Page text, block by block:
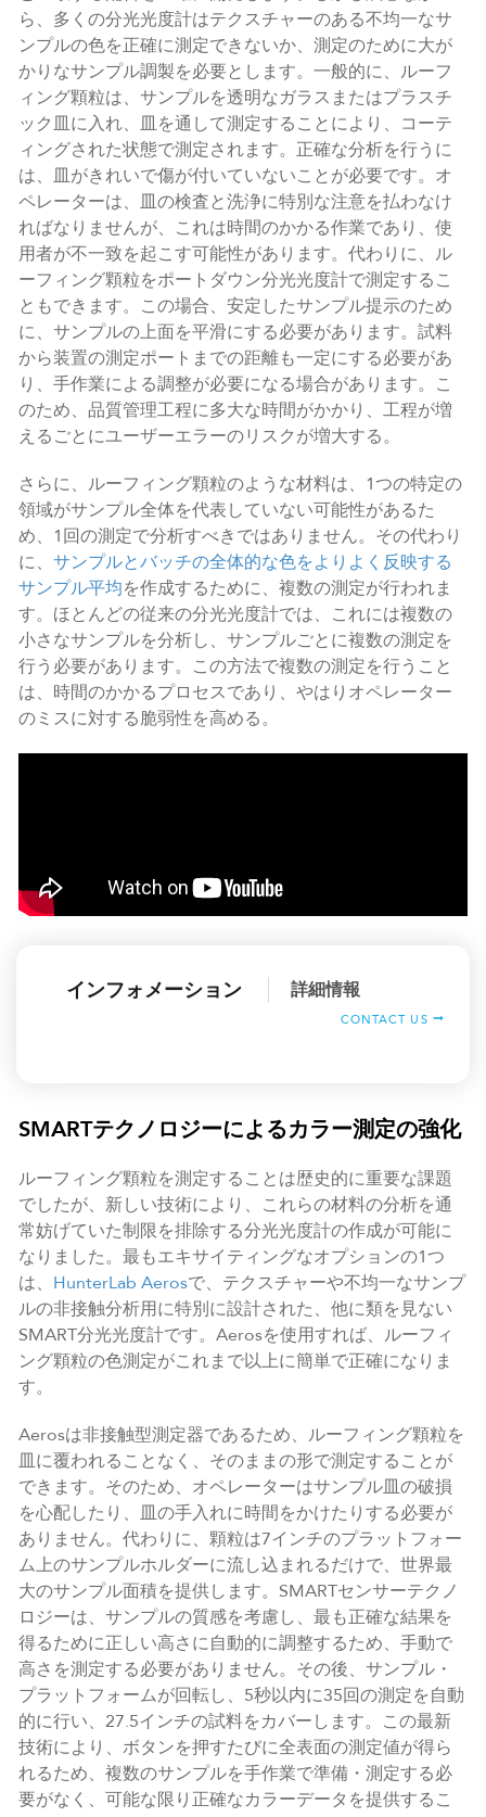
ら、多くの分光光度計はテクスチャーのある不均一なサ
ンプルの色を正確に測定できないか、測定のために大が
かりなサンプル調製を必要とします。一般的に、ルーフ
ィング顆粒は、サンプルを透明なガラスまたはプラスチ
ック皿に入れ、皿を通して測定することにより、コーテ
ィングされた状態で測定されます。正確な分析を行うに
は、皿がきれいで傷が付いていないことが必要です。オ
ペレーターは、皿の検査と洗浄に特別な注意を払わなけ
ればなりませんが、これは時間のかかる作業であり、使
用者が不一致を起こす可能性があります。代わりに、ル
ーフィング顆粒をポートダウン分光光度計で測定するこ
ともできます。この場合、安定したサンプル提示のため
に、サンプルの上面を平滑にする必要があります。試料
から装置の測定ポートまでの距離も一定にする必要があ
り、手作業による調整が必要になる場合があります。こ
のため、品質管理工程に多大な時間がかかり、工程が増
えるごとにユーザーエラーのリスクが増大する。
さらに、ルーフィング顆粒のような材料は、1つの特定の
領域がサンプル全体を代表していない可能性があるた
め、1回の測定で分析すべきではありません。その代わり
に、 サンプルとバッチの全体的な色をよりよく反映する
サンプル平均を作成するために、複数の測定が行われま
す。ほとんどの従来の分光光度計では、これには複数の
小さなサンプルを分析し、サンプルごとに複数の測定を
行う必要があります。この方法で複数の測定を行うこと
は、時間のかかるプロセスであり、やはりオペレーター
のミスに対する脆弱性を高める。
インフォメーション 詳細情報
CONTACT US
SMARTテクノロジーによるカラー測定の強化
ルーフィング顆粒を測定することは歴史的に重要な課題
でしたが、新しい技術により、これらの材料の分析を通
常妨げていた制限を排除する分光光度計の作成が可能に
なりました。最もエキサイティングなオプションの1つ
は、 HunterLab Aerosで、テクスチャーや不均一なサンプ
ルの非接触分析用に特別に設計された、他に類を見ない
SMART分光光度計です。Aerosを使用すれば、ルーフィ
ング顆粒の色測定がこれまで以上に簡単で正確になりま
す。
Aerosは非接触型測定器であるため、ルーフィング顆粒を
皿に覆われることなく、そのままの形で測定することが
できます。そのため、オペレーターはサンプル皿の破損
を心配したり、皿の手入れに時間をかけたりする必要が
ありません。代わりに、顆粒は7インチのプラットフォー
ム上のサンプルホルダーに流し込まれるだけで、世界最
大のサンプル面積を提供します。SMARTセンサーテクノ
ロジーは、サンプルの質感を考慮し、最も正確な結果を
得るために正しい高さに自動的に調整するため、手動で
高さを測定する必要がありません。その後、サンプル・
プラットフォームが回転し、5秒以内に35回の測定を自動
的に行い、27.5インチの試料をカバーします。この最新
技術により、ボタンを押すたびに全表面の測定値が得ら
れるため、複数のサンプルを手作業で準備・測定する必
要がなく、可能な限り正確なカラーデータを提供するこ